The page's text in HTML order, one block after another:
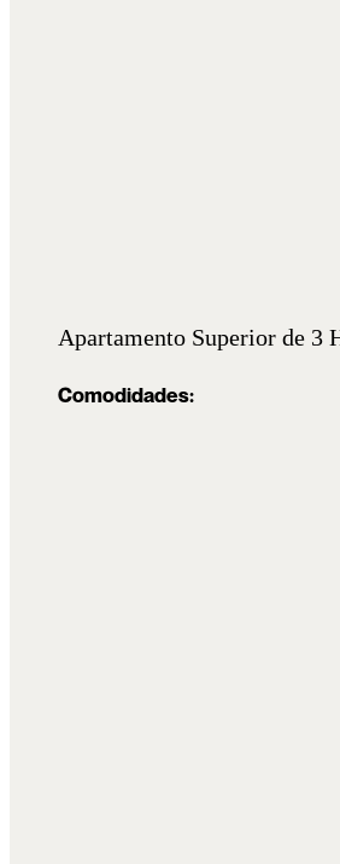
Apartamento Superior de 3
Comodidades: